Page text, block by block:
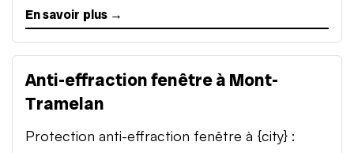
En savoir plus →
Anti-effraction fenêtre à Mont-
Tramelan
Protection anti-effraction fenêtre à {city} :